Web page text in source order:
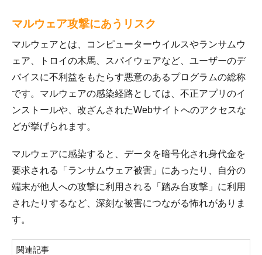
マルウェア攻撃にあうリスク
マルウェアとは、コンピューターウイルスやランサムウ
ェア、トロイの木馬、スパイウェアなど、ユーザーのデ
バイスに不利益をもたらす悪意のあるプログラムの総称
です。マルウェアの感染経路としては、不正アプリのイ
ンストールや、改ざんされたWebサイトへのアクセスな
どが挙げられます。
マルウェアに感染すると、データを暗号化され身代金を
要求される「ランサムウェア被害」にあったり、自分の
端末が他人への攻撃に利用される「踏み台攻撃」に利用
されたりするなど、深刻な被害につながる怖れがありま
す。
関連記事